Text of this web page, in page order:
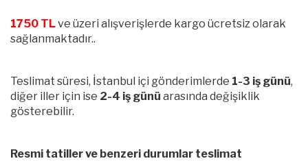
1750 TLve üzeri alışverişlerde kargo ücretsiz olarak
sağlanmaktadır..
Teslimat süresi, İstanbul içi gönderimlerde 1-3 iş günü,
diğer iller için ise 2-4 iş günü arasında değişiklik
gösterebilir.
Resmi tatiller ve benzeri durumlar teslimat